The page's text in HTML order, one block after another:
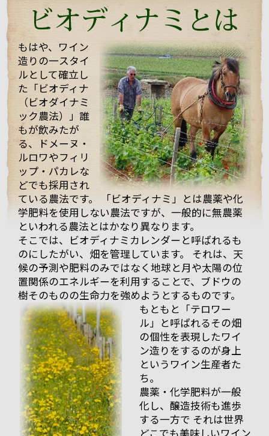
っても、「これを飲んでくれ」と、どんどんいろいろ
なワインを持ってきてくれてワインや畑や自分の考え
などたくさん話していただきました！
そんな訪問の様子を一部まとめしたのでご覧くださ
い。 また動画も撮影したものをほんの少しまとめまし
たのでご一緒にどうぞ。 少しでもマルシャンの熱い思
いが伝わればいいなと思っています。
まず、着いて初めにマルシャンのヴィラージュクラス
の傑作ともいうべき、ワンランク上のブルゴーニュ・
ルージュ、「キュヴェ・アヴァロン」。
「キュヴェ・アヴァ
ロン」は、樹齢30年
ほどのブドウを使用
し醸造され、樽熟成
（新樽は使用しな
い）を2年行った後、
ステンレスタンクへ
移されます。
最初に2011年ヴィン
テージから試飲。
丁度この時、樽から
でタンクから直接取
ってきてくれまし
た。チェリーやイチ
もはや、ワイン
造りの一スタイ
ルとして確立し
た「ビオディナ
（ビオダイナミ
ック農法）」誰
もが飲みたが
る、ドメーヌ・
ルロワやフィリ
ップ・パカレな
どでも採用され
ている農法です。 「ビオディナミ」とは農薬や化
学肥料を使用しない農法ですが、一般的に無農薬
といわれる農法とはかなり異なります。
そこでは、ビオディナミカレンダーと呼ばれるも
のにしたがい、畑を管理しています。 それは、天
候の予測や肥料のみではなく地球と月や太陽の位
置関係のエネルギーを利用することで、ブドウの
樹そのものの生命力を強めようとするものです。
もともと「テロワー
ル」と呼ばれるその畑
の個性を表現したワイ
ン造りをするのが身上
というワイン生産者た
ち。
農薬・化学肥料が一般
化し、醸造技術も進歩
する一方で それは世界